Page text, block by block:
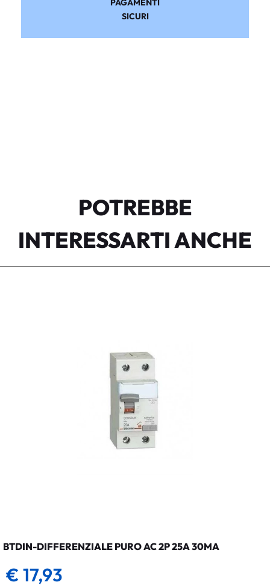
PAGAMENTI
SICURI
POTREBBE
INTERESSARTI ANCHE
BTDIN-DIFFERENZIALE PURO AC 2P 25A 30MA
€ 17,93